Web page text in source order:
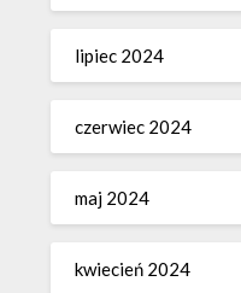
lipiec 2024
czerwiec 2024
maj 2024
kwiecień 2024